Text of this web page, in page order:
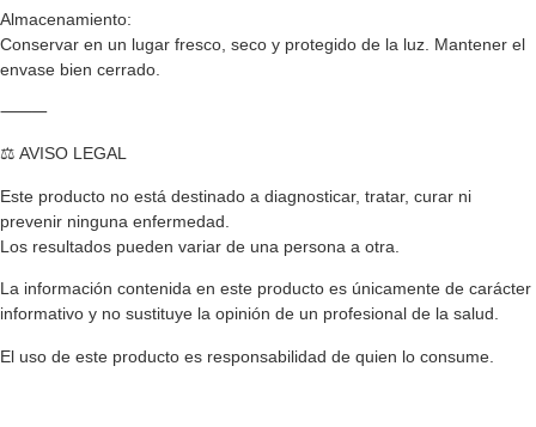
Almacenamiento:
Conservar en un lugar fresco, seco y protegido de la luz. Mantener el
envase bien cerrado.
⸻
⚖️ AVISO LEGAL
Este producto no está destinado a diagnosticar, tratar, curar ni
prevenir ninguna enfermedad.
Los resultados pueden variar de una persona a otra.
La información contenida en este producto es únicamente de carácter
informativo y no sustituye la opinión de un profesional de la salud.
El uso de este producto es responsabilidad de quien lo consume.